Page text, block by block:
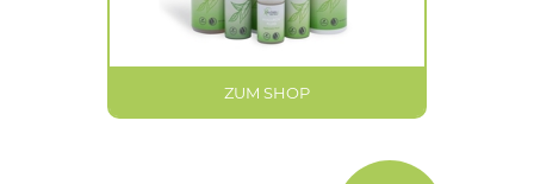
ZUM SHOP